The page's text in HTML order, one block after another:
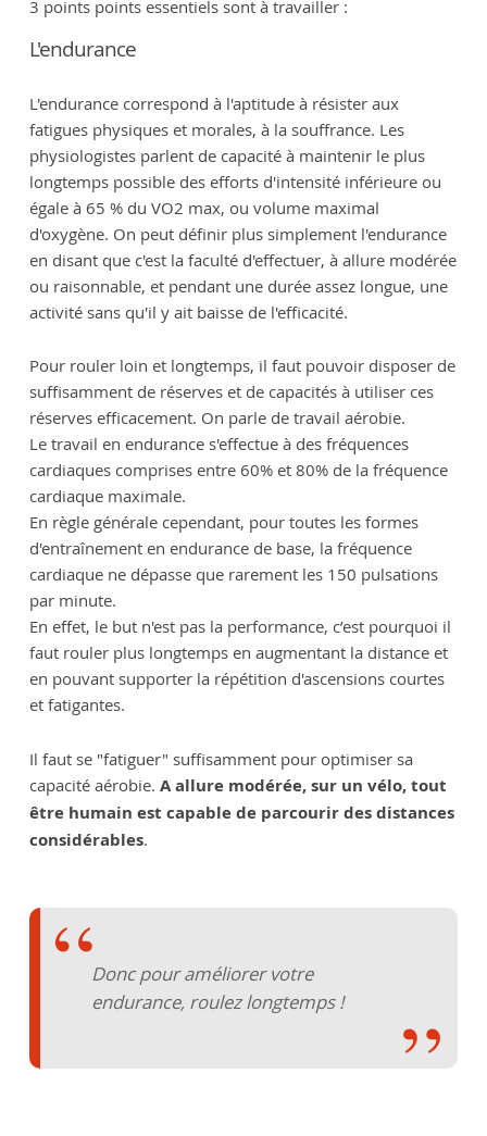
3 points points essentiels sont à travailler :
L'endurance
L'endurance correspond à l'aptitude à résister aux
fatigues physiques et morales, à la souffrance. Les
physiologistes parlent de capacité à maintenir le plus
longtemps possible des efforts d'intensité inférieure ou
égale à 65 % du VO2 max, ou volume maximal
d'oxygène. On peut définir plus simplement l'endurance
en disant que c'est la faculté d'effectuer, à allure modérée
ou raisonnable, et pendant une durée assez longue, une
activité sans qu'il y ait baisse de l'efficacité.
Pour rouler loin et longtemps, il faut pouvoir disposer de
suffisamment de réserves et de capacités à utiliser ces
réserves efficacement. On parle de travail aérobie.
Le travail en endurance s'effectue à des fréquences
cardiaques comprises entre 60% et 80% de la fréquence
cardiaque maximale.
En règle générale cependant, pour toutes les formes
d'entraînement en endurance de base, la fréquence
cardiaque ne dépasse que rarement les 150 pulsations
par minute.
En effet, le but n'est pas la performance, c’est pourquoi il
faut rouler plus longtemps en augmentant la distance et
en pouvant supporter la répétition d'ascensions courtes
et fatigantes.
Il faut se "fatiguer" suffisamment pour optimiser sa
capacité aérobie. A allure modérée, sur un vélo, tout
être humain est capable de parcourir des distances
considérables.
Donc pour améliorer votre
endurance, roulez longtemps !